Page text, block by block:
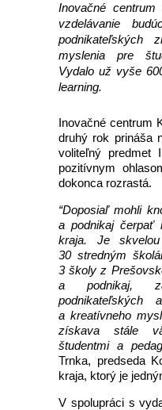
Inovačné
vzdelávanie
podnikateľských
myslenia pre
Vydalo už vyše
learning.
Inovačné centrum
druhý rok prináša
voliteľný predmet
pozitívnym
dokonca rozrastá.
“Doposiaľ mohli
a podnikaj čerpať
kraja. Je
30 stredným
3 školy z
a podnikaj,
podnikateľských
a kreatívneho
získava stále
študentmi a
Trnka, predseda
kraja, ktorý je
V spolupráci s